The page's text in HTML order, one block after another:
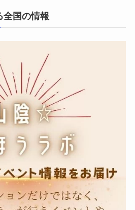
全国の情報